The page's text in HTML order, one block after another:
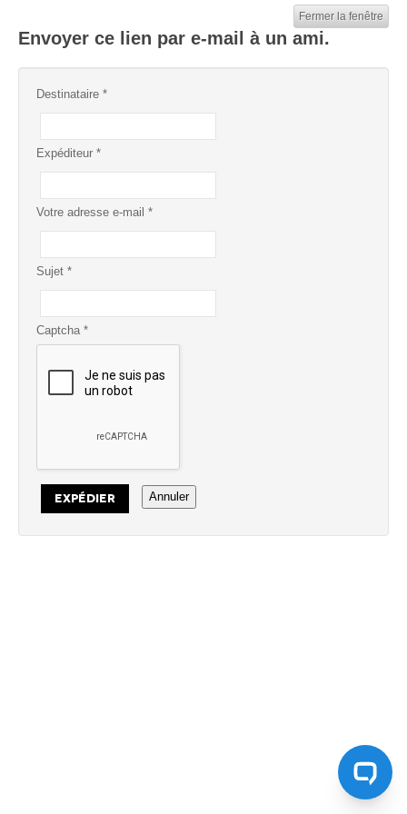
Envoyer ce lien par e-mail à un ami.
Fermer la fenêtre
Destinataire *
Expéditeur *
Votre adresse e-mail *
Sujet *
Captcha*
EXPÉDIER Annuler